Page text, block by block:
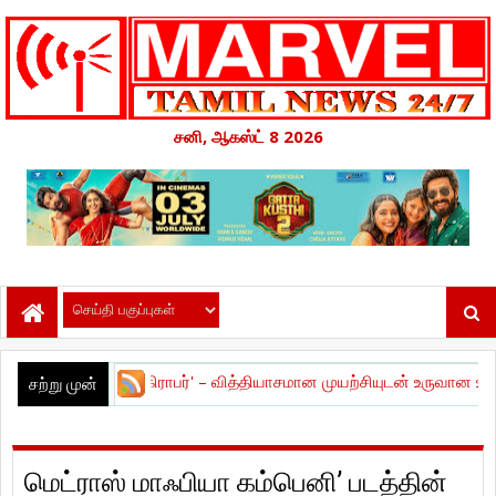
சனி, ஆகஸ்ட் 8 2026
சற்று முன்
– வித்தியாசமான முயற்சியுடன் உருவான உளவியல் த்ரில்லர் !
மெட்ராஸ் மாஃபியா கம்பெனி’ படத்தின்